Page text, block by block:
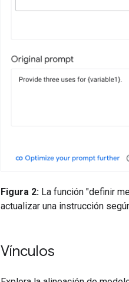
Figura 2: La función "definir
actualizar una instrucción
Vínculos